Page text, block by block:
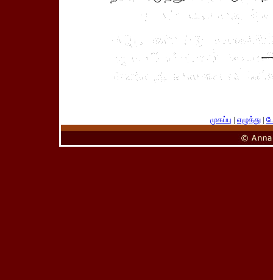
முகப்பு | எழுத்து |